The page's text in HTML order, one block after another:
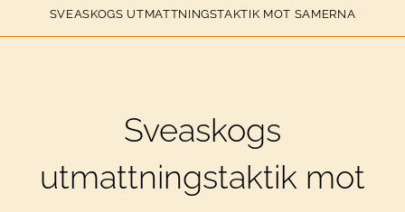
SVEASKOGS UTMATTNINGSTAKTIK MOT SAMERNA
Sveaskogs
utmattningstaktik mot